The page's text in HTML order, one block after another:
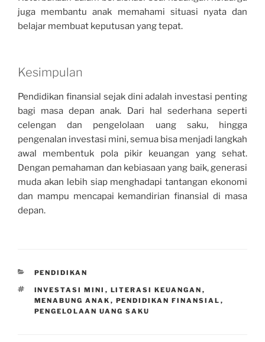
juga membantu anak memahami situasi nyata dan
belajar membuat keputusan yang tepat.
Kesimpulan
Pendidikan finansial sejak dini adalah investasi penting
bagi masa depan anak. Dari hal sederhana seperti
celengan dan pengelolaan uang saku, hingga
pengenalan investasi mini, semua bisa menjadi langkah
awal membentuk pola pikir keuangan yang sehat.
Dengan pemahaman dan kebiasaan yang baik, generasi
muda akan lebih siap menghadapi tantangan ekonomi
dan mampu mencapai kemandirian finansial di masa
depan.
CATEGORIES
PENDIDIKAN
TAGS
INVESTASI MINI , LITERASI KEUANGAN ,
MENABUNG ANAK , PENDIDIKAN FINANSIAL ,
PENGELOLAAN UANG SAKU